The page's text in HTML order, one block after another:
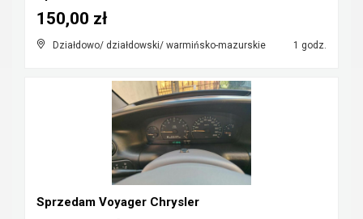
Działdowo/ działdowski/ warmińsko-mazurskie 1 godz.
150,00 zł
Sprzedam Voyager Chrysler